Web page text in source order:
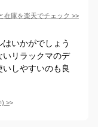
在庫を楽天でチェック >>
いかがでしょう
リラックマのデ
しやすいのも良
) >